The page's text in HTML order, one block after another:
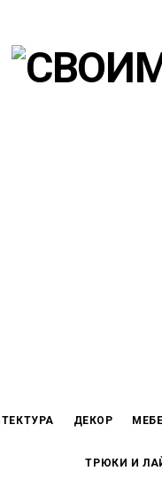
ДЕКОР
ТРЮКИ И